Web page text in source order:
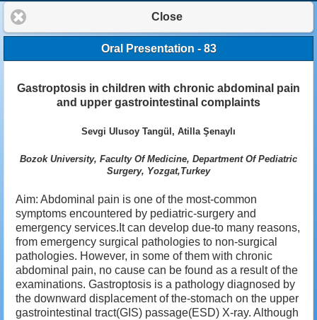
Close
Oral Presentation - 83
Gastroptosis in children with chronic abdominal pain
and upper gastrointestinal complaints
Sevgi Ulusoy Tangül, Atilla Şenaylı
Bozok University, Faculty Of Medicine, Department Of Pediatric
Surgery, Yozgat,Turkey
Aim: Abdominal pain is one of the most-common
symptoms encountered by pediatric-surgery and
emergency services.It can develop due-to many reasons,
from emergency surgical pathologies to non-surgical
pathologies. However, in some of them with chronic
abdominal pain, no cause can be found as a result of the
examinations. Gastroptosis is a pathology diagnosed by
the downward displacement of the-stomach on the upper
gastrointestinal tract(GIS) passage(ESD) X-ray. Although